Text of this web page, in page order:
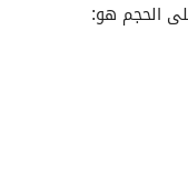
الحجم هو: